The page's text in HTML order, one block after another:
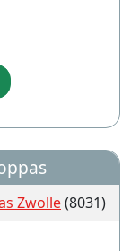
Zwolle(8031)